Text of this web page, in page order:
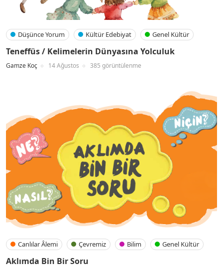
Düşünce Yorum Kültür Edebiyat Genel Kültür
Teneffüs / Kelimelerin Dünyasına Yolculuk
Gamze Koç 14 Ağustos 385 görüntülenme
Canlılar Âlemi Çevremiz Bilim Genel Kültür
Aklımda Bin Bir Soru